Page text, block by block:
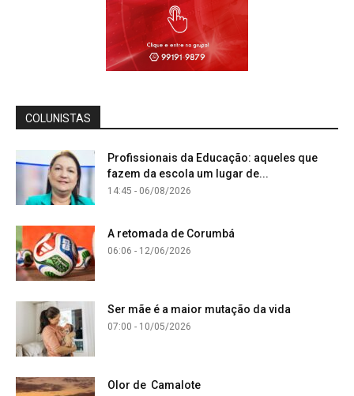
COLUNISTAS
Profissionais da Educação: aqueles que
fazem da escola um lugar de...
14:45 - 06/08/2026
A retomada de Corumbá
06:06 - 12/06/2026
Ser mãe é a maior mutação da vida
07:00 - 10/05/2026
Olor de Camalote